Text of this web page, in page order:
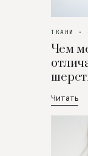
ТКАНИ ·
Чем
Читать